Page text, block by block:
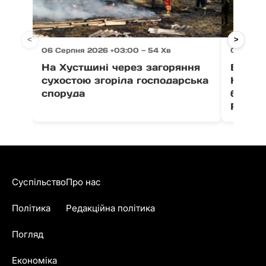
06 Серпня 2026 +03:00 — 54 Хв
На Хустщині через загоряння
сухостою згоріла господарська
споруда
06
В
Fest
< >
Суспільство
Політика
Погляд
Економіка
Про нас
Редакційна політика